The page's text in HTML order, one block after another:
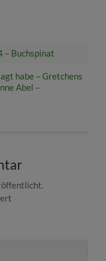
– Buchspinat
habe – Gretchens
Abel –